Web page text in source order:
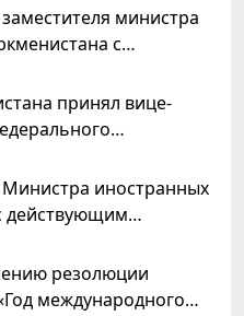
министра
с
принял вице-
Министра иностранных
действующим
резолюции
международного